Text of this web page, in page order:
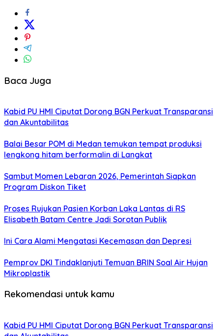
Baca Juga
Kabid PU HMI Ciputat Dorong BGN Perkuat Transparansi
dan Akuntabilitas
Balai Besar POM di Medan temukan tempat produksi
lengkong hitam berformalin di Langkat
Sambut Momen Lebaran 2026, Pemerintah Siapkan
Program Diskon Tiket
Proses Rujukan Pasien Korban Laka Lantas di RS
Elisabeth Batam Centre Jadi Sorotan Publik
Ini Cara Alami Mengatasi Kecemasan dan Depresi
Pemprov DKI Tindaklanjuti Temuan BRIN Soal Air Hujan
Mikroplastik
Rekomendasi untuk kamu
Kabid PU HMI Ciputat Dorong BGN Perkuat Transparansi